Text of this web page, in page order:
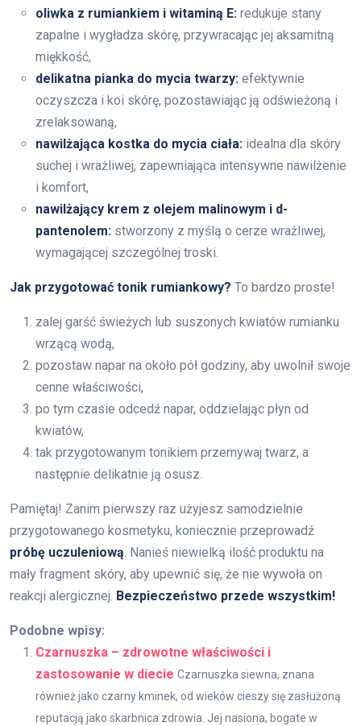
oliwka z rumiankiem i witaminą E: redukuje stany
zapalne i wygładza skórę, przywracając jej aksamitną
miękkość,
delikatna pianka do mycia twarzy: efektywnie
oczyszcza i koi skórę, pozostawiając ją odświeżoną i
zrelaksowaną,
nawilżająca kostka do mycia ciała: idealna dla skóry
suchej i wrażliwej, zapewniająca intensywne nawilżenie
i komfort,
nawilżający krem z olejem malinowym i d-
pantenolem: stworzony z myślą o cerze wrażliwej,
wymagającej szczególnej troski.
Jak przygotować tonik rumiankowy? To bardzo proste!
zalej garść świeżych lub suszonych kwiatów rumianku
wrzącą wodą,
pozostaw napar na około pół godziny, aby uwolnił swoje
cenne właściwości,
po tym czasie odcedź napar, oddzielając płyn od
kwiatów,
tak przygotowanym tonikiem przemywaj twarz, a
następnie delikatnie ją osusz.
Pamiętaj! Zanim pierwszy raz użyjesz samodzielnie
przygotowanego kosmetyku, koniecznie przeprowadź
próbę uczuleniową. Nanieś niewielką ilość produktu na
mały fragment skóry, aby upewnić się, że nie wywoła on
reakcji alergicznej. Bezpieczeństwo przede wszystkim!
Podobne wpisy:
Czarnuszka – zdrowotne właściwości i
zastosowanie w diecie Czarnuszka siewna, znana
również jako czarny kminek, od wieków cieszy się zasłużoną
reputacją jako skarbnica zdrowia. Jej nasiona, bogate w